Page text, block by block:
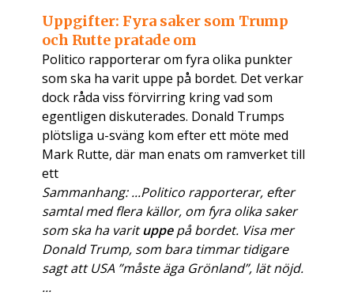
Uppgifter: Fyra saker som Trump
och Rutte pratade om
Politico rapporterar om fyra olika punkter
som ska ha varit uppe på bordet. Det verkar
dock råda viss förvirring kring vad som
egentligen diskuterades. Donald Trumps
plötsliga u-sväng kom efter ett möte med
Mark Rutte, där man enats om ramverket till
ett
Sammanhang: ...Politico rapporterar, efter
samtal med flera källor, om fyra olika saker
som ska ha varituppepå bordet. Visa mer
Donald Trump, som bara timmar tidigare
sagt att USA ”måste äga Grönland”, lät nöjd.
...